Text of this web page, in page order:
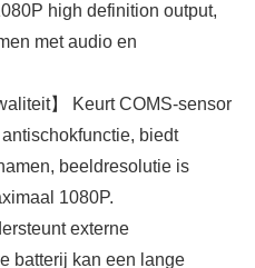
high definition output,
met audio en
】 Keurt COMS-sensor
biedt
beeldresolutie is
1080P.
externe
batterij kan een lange